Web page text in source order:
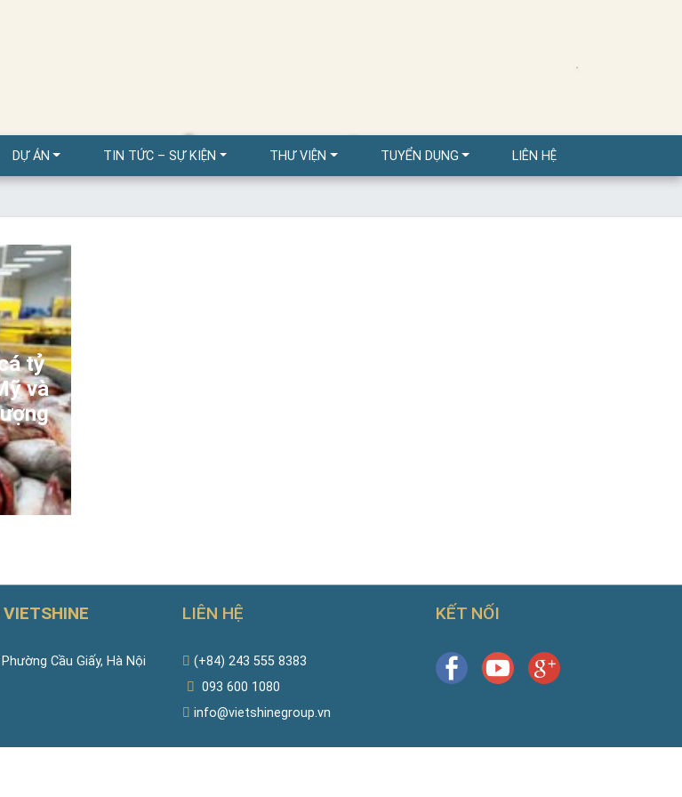
DỰ ÁN TIN TỨC – SỰ KIỆN THƯ VIỆN TUYỂN DỤNG LIÊN HỆ
XUẤT KHÂU
tỷ
và
Cầu Giấy, Hà Nội
LIÊN HỆ
(+84) 243 555 8383
093 600 1080
info@vietshinegroup.vn
KẾT NỐI